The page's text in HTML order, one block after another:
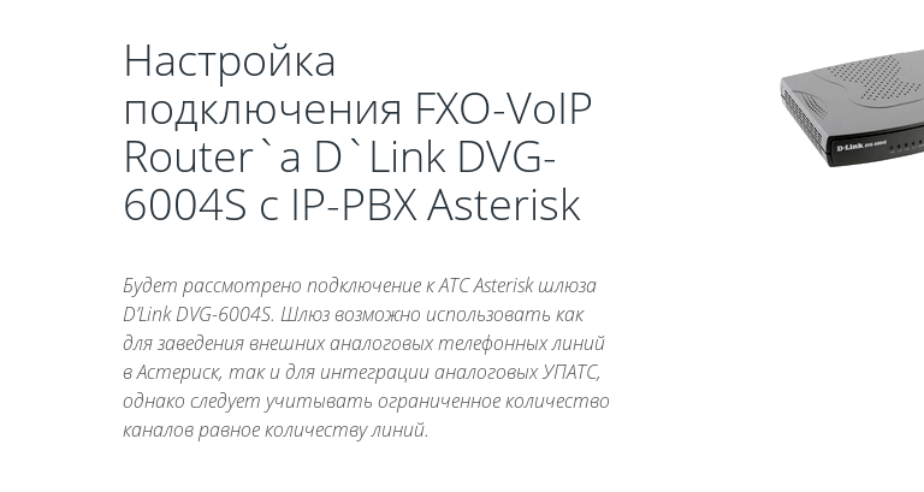
Настройка
подключения FXO-VoIP
Router`а D`Link DVG-
6004S с IP-PBX Asterisk
Будет рассмотрено подключение к АТС Asterisk шлюза
D’Link DVG-6004S. Шлюз возможно использовать как
для заведения внешних аналоговых телефонных линий
в Астериск, так и для интеграции аналоговых УПАТС,
однако следует учитывать ограниченное количество
каналов равное количеству линий.